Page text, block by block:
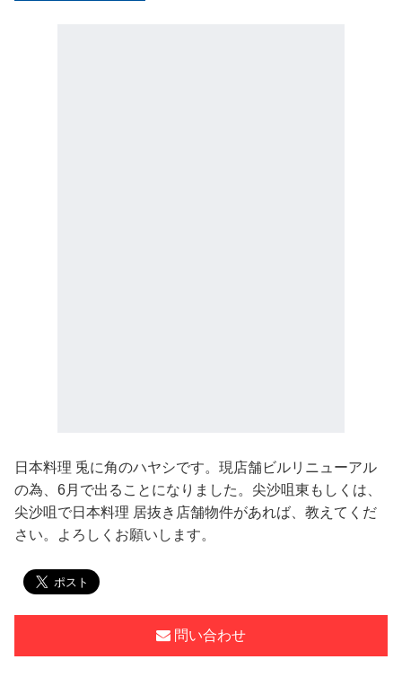
日本料理 兎に角のハヤシです。現店舗ビルリニューアル
の為、6月で出ることになりました。尖沙咀東もしくは、
尖沙咀で日本料理 居抜き店舗物件があれば、教えてくだ
さい。よろしくお願いします。
問い合わせ